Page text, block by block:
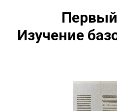
Изучение